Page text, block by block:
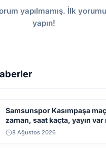
yapılmamış. İlk
yapın!
Samsunspor Kasımpaşa
zaman, saat kaçta, yayın var
8 Ağustos 2026